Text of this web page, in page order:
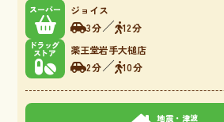
スーパー
ジョイス
3分／ 12分
ドラッグ
ストア
薬王堂岩手大槌店
2分／ 10分
地震・津波